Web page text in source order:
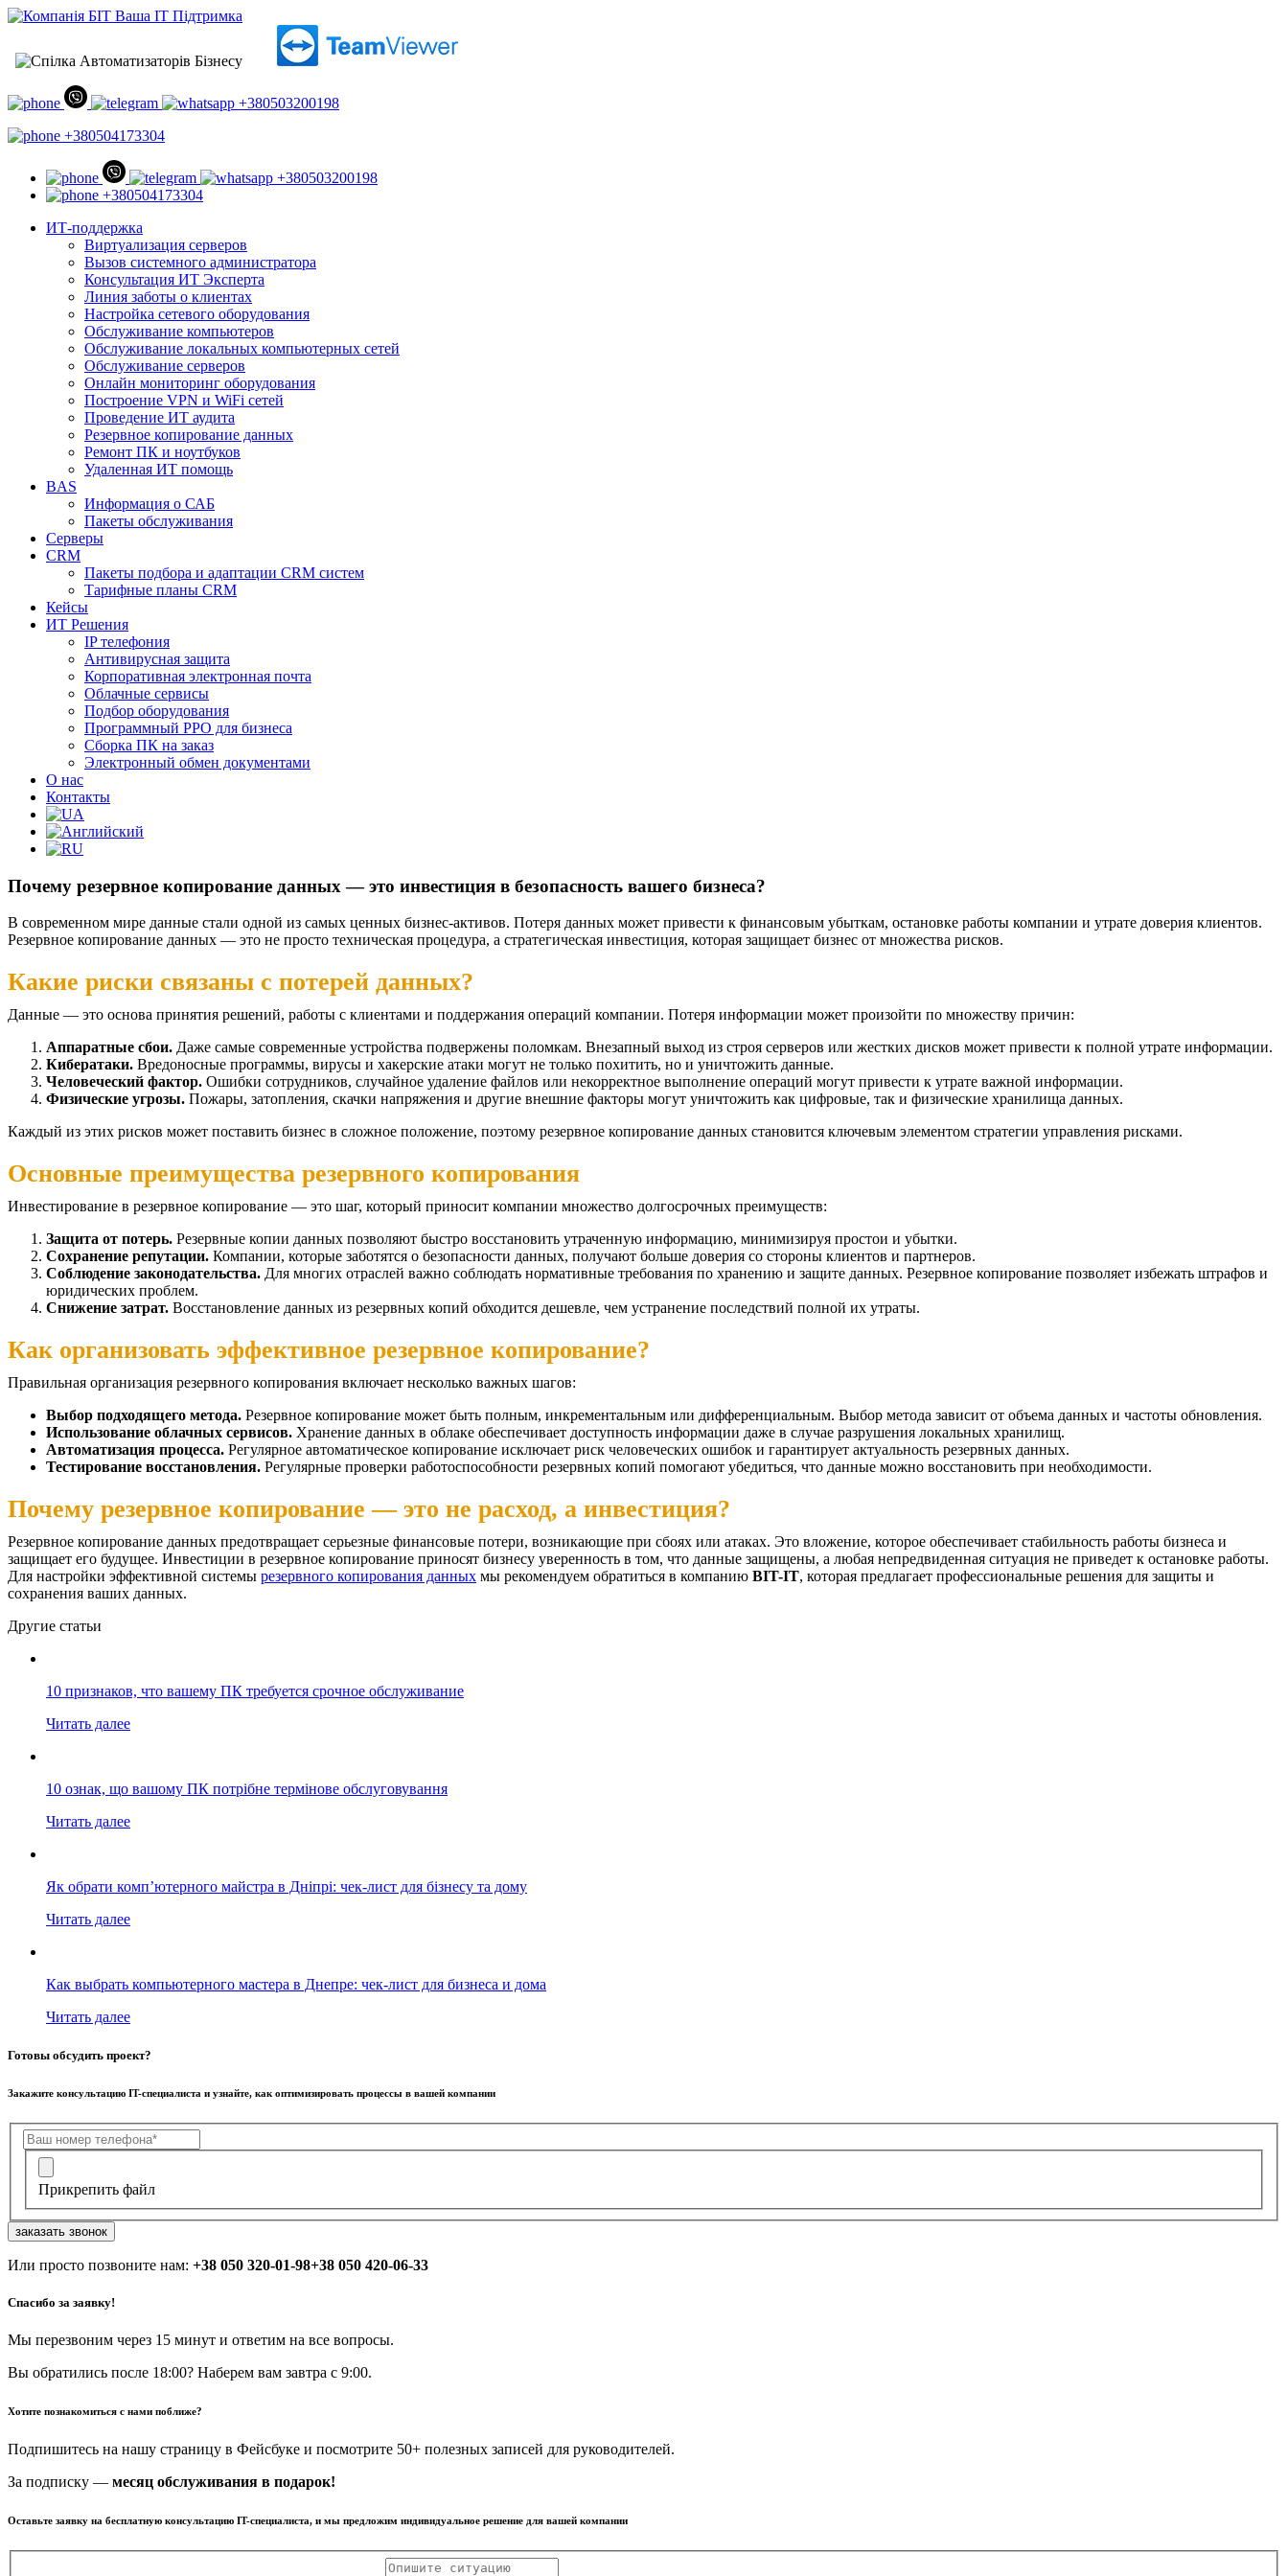
+380503200198
+380504173304
+380503200198
+380504173304
ИТ-поддержка
Виртуализация серверов
Вызов системного администратора
Консультация ИТ Эксперта
Линия заботы о клиентах
Настройка сетевого оборудования
Обслуживание компьютеров
Обслуживание локальных компьютерных сетей
Обслуживание серверов
Онлайн мониторинг оборудования
Построение VPN и WiFi сетей
Проведение ИТ аудита
Резервное копирование данных
Ремонт ПК и ноутбуков
Удаленная ИТ помощь
BAS
Информация о САБ
Пакеты обслуживания
Серверы
CRM
Пакеты подбора и адаптации CRM систем
Тарифные планы CRM
Кейсы
ИТ Решения
IP телефония
Антивирусная защита
Корпоративная электронная почта
Облачные сервисы
Подбор оборудования
Программный РРО для бизнеса
Сборка ПК на заказ
Электронный обмен документами
О нас
Контакты
Почему резервное копирование данных — это инвестиция в безопасность вашего бизнеса?
В современном мире данные стали одной из самых ценных бизнес-активов. Потеря данных может привести к финансовым убыткам, остановке работы компании и утрате доверия клиентов.
Резервное копирование данных — это не просто техническая процедура, а стратегическая инвестиция, которая защищает бизнес от множества рисков.
Какие риски связаны с потерей данных?
Данные — это основа принятия решений, работы с клиентами и поддержания операций компании. Потеря информации может произойти по множеству причин:
Аппаратные сбои. Даже самые современные устройства подвержены поломкам. Внезапный выход из строя серверов или жестких дисков может привести к полной утрате информации.
Кибератаки. Вредоносные программы, вирусы и хакерские атаки могут не только похитить, но и уничтожить данные.
Человеческий фактор. Ошибки сотрудников, случайное удаление файлов или некорректное выполнение операций могут привести к утрате важной информации.
Физические угрозы. Пожары, затопления, скачки напряжения и другие внешние факторы могут уничтожить как цифровые, так и физические хранилища данных.
Каждый из этих рисков может поставить бизнес в сложное положение, поэтому резервное копирование данных становится ключевым элементом стратегии управления рисками.
Основные преимущества резервного копирования
Инвестирование в резервное копирование — это шаг, который приносит компании множество долгосрочных преимуществ:
Защита от потерь. Резервные копии данных позволяют быстро восстановить утраченную информацию, минимизируя простои и убытки.
Сохранение репутации. Компании, которые заботятся о безопасности данных, получают больше доверия со стороны клиентов и партнеров.
Соблюдение законодательства. Для многих отраслей важно соблюдать нормативные требования по хранению и защите данных. Резервное копирование позволяет избежать штрафов и
юридических проблем.
Снижение затрат. Восстановление данных из резервных копий обходится дешевле, чем устранение последствий полной их утраты.
Как организовать эффективное резервное копирование?
Правильная организация резервного копирования включает несколько важных шагов:
Выбор подходящего метода. Резервное копирование может быть полным, инкрементальным или дифференциальным. Выбор метода зависит от объема данных и частоты обновления.
Использование облачных сервисов. Хранение данных в облаке обеспечивает доступность информации даже в случае разрушения локальных хранилищ.
Автоматизация процесса. Регулярное автоматическое копирование исключает риск человеческих ошибок и гарантирует актуальность резервных данных.
Тестирование восстановления. Регулярные проверки работоспособности резервных копий помогают убедиться, что данные можно восстановить при необходимости.
Почему резервное копирование — это не расход, а инвестиция?
Резервное копирование данных предотвращает серьезные финансовые потери, возникающие при сбоях или атаках. Это вложение, которое обеспечивает стабильность работы бизнеса и
защищает его будущее. Инвестиции в резервное копирование приносят бизнесу уверенность в том, что данные защищены, а любая непредвиденная ситуация не приведет к остановке работы.
Для настройки эффективной системы резервного копирования данных мы рекомендуем обратиться в компанию BIT-IT, которая предлагает профессиональные решения для защиты и
сохранения ваших данных.
Другие статьи
10 признаков, что вашему ПК требуется срочное обслуживание
Читать далее
10 ознак, що вашому ПК потрібне термінове обслуговування
Читать далее
Як обрати комп’ютерного майстра в Дніпрі: чек-лист для бізнесу та дому
Читать далее
Как выбрать компьютерного мастера в Днепре: чек-лист для бизнеса и дома
Читать далее
Готовы обсудить проект?
Закажите консультацию IT-специалиста и узнайте, как оптимизировать процессы в вашей компании
Прикрепить файл
заказать звонок
Или просто позвоните нам: +38 050 320-01-98+38 050 420-06-33
Спасибо за заявку!
Мы перезвоним через 15 минут и ответим на все вопросы.
Вы обратились после 18:00? Наберем вам завтра с 9:00.
Хотите познакомиться с нами поближе?
Подпишитесь на нашу страницу в Фейсбуке и посмотрите 50+ полезных записей для руководителей.
За подписку — месяц обслуживания в подарок!
Оставьте заявку на бесплатную консультацию IT-специалиста, и мы предложим индивидуальное решение для вашей компании